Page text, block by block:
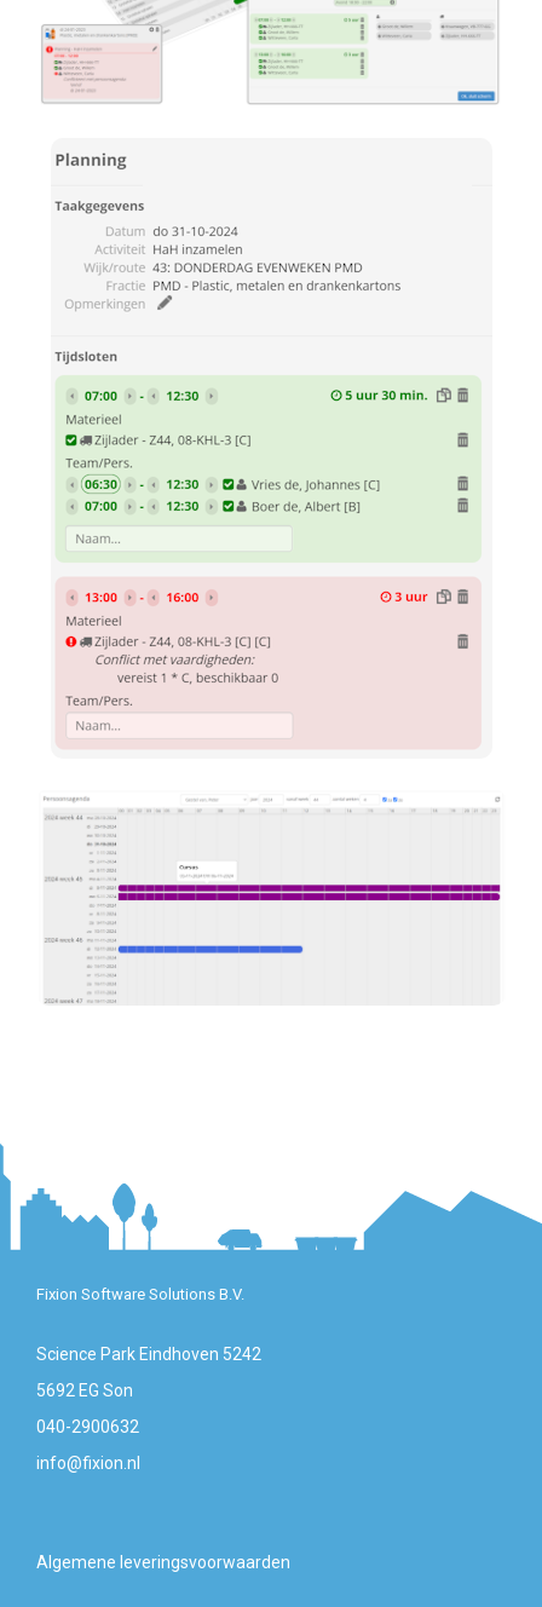
Fixion Software Solutions B.V.
Science Park Eindhoven 5242
5692 EG Son
040-2900632
info@fixion.nl
Algemene leveringsvoorwaarden